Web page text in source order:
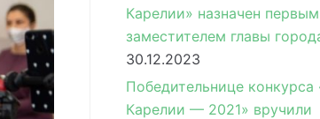
Карелии» назначен первым
заместителем главы
30.12.2023
Победительнице
Карелии — 2021» вручили